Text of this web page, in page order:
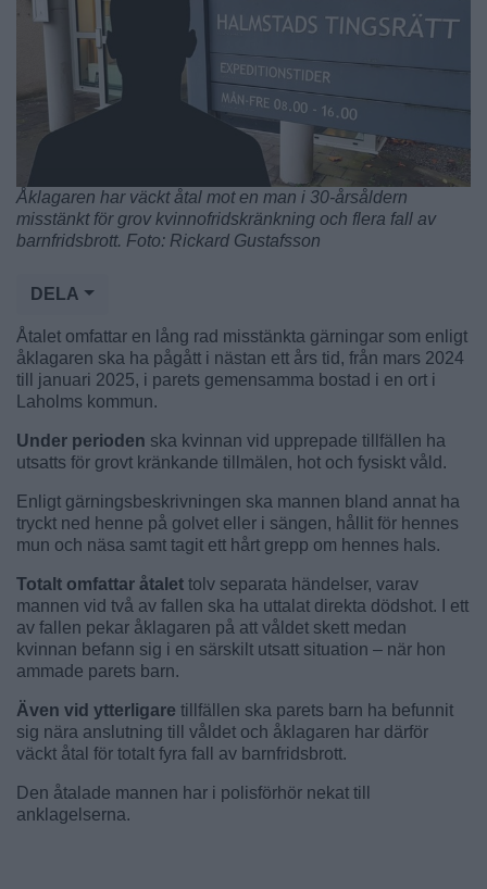
Åklagaren har väckt åtal mot en man i 30-årsåldern
misstänkt för grov kvinnofridskränkning och flera fall av
barnfridsbrott. Foto: Rickard Gustafsson
DELA
Åtalet omfattar en lång rad misstänkta gärningar som enligt
åklagaren ska ha pågått i nästan ett års tid, från mars 2024
till januari 2025, i parets gemensamma bostad i en ort i
Laholms kommun.
Under perioden ska kvinnan vid upprepade tillfällen ha
utsatts för grovt kränkande tillmälen, hot och fysiskt våld.
Enligt gärningsbeskrivningen ska mannen bland annat ha
tryckt ned henne på golvet eller i sängen, hållit för hennes
mun och näsa samt tagit ett hårt grepp om hennes hals.
Totalt omfattar åtalet tolv separata händelser, varav
mannen vid två av fallen ska ha uttalat direkta dödshot. I ett
av fallen pekar åklagaren på att våldet skett medan
kvinnan befann sig i en särskilt utsatt situation – när hon
ammade parets barn.
Även vid ytterligare tillfällen ska parets barn ha befunnit
sig nära anslutning till våldet och åklagaren har därför
väckt åtal för totalt fyra fall av barnfridsbrott.
Den åtalade mannen har i polisförhör nekat till
anklagelserna.